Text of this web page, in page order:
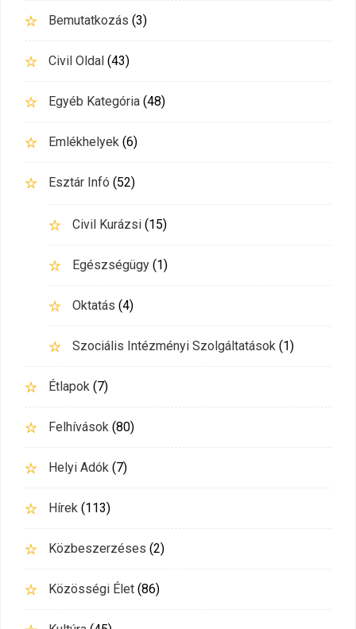
Bemutatkozás (3)
Civil Oldal (43)
Egyéb Kategória (48)
Emlékhelyek (6)
Esztár Infó (52)
Civil Kurázsi (15)
Egészségügy (1)
Oktatás (4)
Szociális Intézményi Szolgáltatások (1)
Étlapok (7)
Felhívások (80)
Helyi Adók (7)
Hírek (113)
Közbeszerzéses (2)
Közösségi Élet (86)